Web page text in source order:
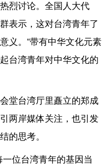
烈讨论。全国人大代
表示，这对台湾青年了
义。“带有中华文化元素
台湾青年对中华文化的
台湾厅里矗立的郑成
两岸媒体关注，也引发
的思考。
位台湾青年的基因当